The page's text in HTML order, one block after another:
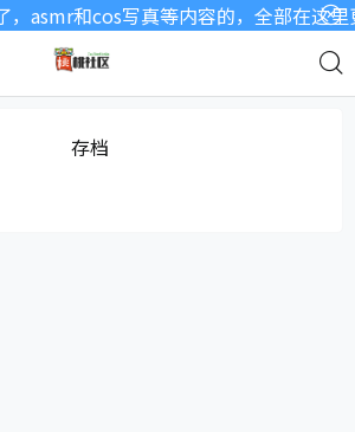
和cos写真等内容的，全部在这
存档